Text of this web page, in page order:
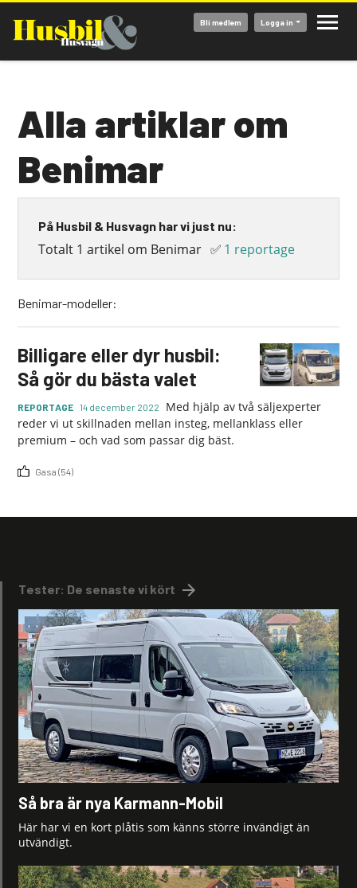
huvudinnehåll
Bli medlem Logga in
Alla artiklar om
Benimar
På Husbil & Husvagn har vi just nu:
Totalt 1 artikel om Benimar ✅ 1 reportage
Benimar-modeller:
Billigare eller dyr husbil:
Så gör du bästa valet
REPORTAGE 14 december 2022
Med hjälp av två säljexperter
reder vi ut skillnaden mellan insteg, mellanklass eller
premium – och vad som passar dig bäst.
Gasa (54)
Tester: De senaste vi kört
Så bra är nya Karmann-Mobil
Här har vi en kort plåtis som känns större invändigt än
utvändigt.